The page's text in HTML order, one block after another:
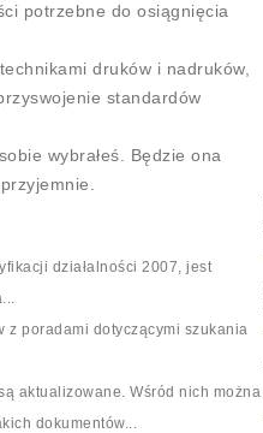
potrzebne do osiągnięcia
druków i nadruków,
standardów
wybrałeś. Będzie ona
działalności 2007, jest
z poradami dotyczącymi szukania
aktualizowane. Wśród nich można
dokumentów...